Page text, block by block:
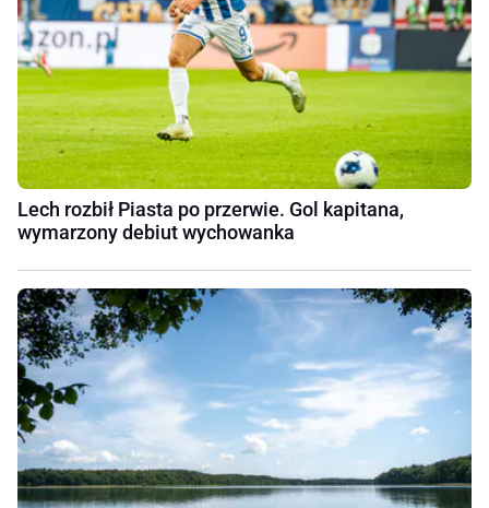
Lech rozbił Piasta po przerwie. Gol kapitana,
wymarzony debiut wychowanka